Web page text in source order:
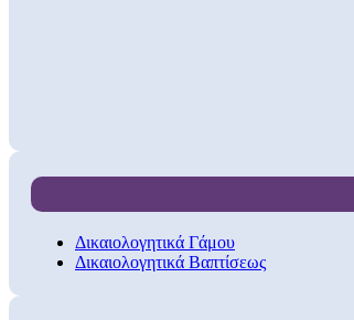
Δικαιολογητικά Γάμου
Δικαιολογητικά Βαπτίσεως